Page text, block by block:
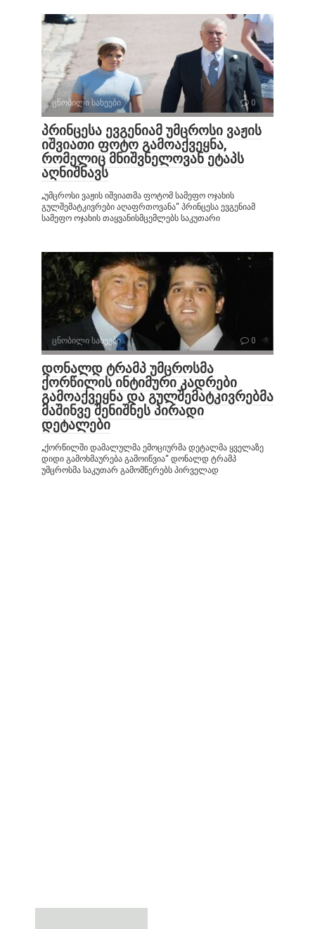
ცნობილი სახეები 0
პრინცესა ევგენიამ უმცროსი ვაჟის
იშვიათი ფოტო გამოაქვეყნა,
რომელიც მნიშვნელოვან ეტაპს
აღნიშნავს
„უმცროსი ვაჟის იშვიათმა ფოტომ სამეფო ოჯახის
გულშემატკივრები აღაფრთოვანა“ პრინცესა ევგენიამ
სამეფო ოჯახის თაყვანისმცემლებს საკუთარი
ცნობილი სახეები 0
დონალდ ტრამპ უმცროსმა
ქორწილის ინტიმური კადრები
გამოაქვეყნა და გულშემატკივრებმა
მაშინვე შენიშნეს პირადი
დეტალები
„ქორწილში დამალულმა ემოციურმა დეტალმა ყველაზე
დიდი გამოხმაურება გამოიწვია“ დონალდ ტრამპ
უმცროსმა საკუთარ გამომწერებს პირველად